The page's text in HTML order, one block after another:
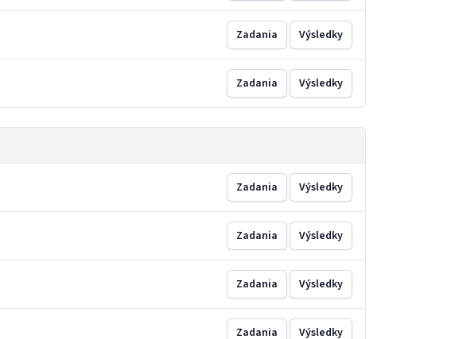
Zadania Výsledky
Zadania Výsledky
Zadania Výsledky
Zadania Výsledky
Zadania Výsledky
Zadania Výsledky